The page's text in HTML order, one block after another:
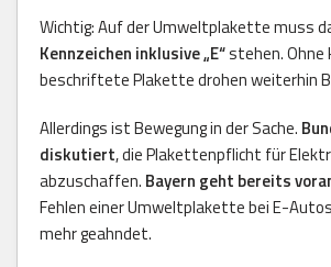
Wichtig: Auf der Umweltplakette muss
Kennzeichen inklusive „E“stehen. Ohne
beschriftete Plakette drohen weiterhin
Allerdings ist Bewegung in der Sache.
diskutiert, die Plakettenpflicht für
abzuschaffen. Bayern geht bereits
Fehlen einer Umweltplakette bei E-
mehr geahndet.